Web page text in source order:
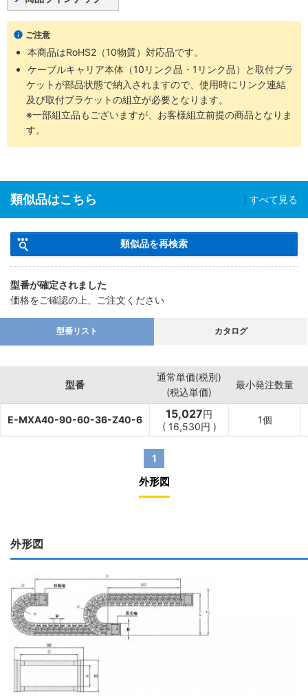
ご注意
本商品はRoHS2（10物質）対応品です。
ケーブルキャリア本体（10リンク品・1リンク品）と取付ブラ
ケットが部品状態で納入されますので、使用時にリンク連結
及び取付ブラケットの組立が必要となります。
※一部組立品もございますが、お客様組立前提の商品となりま
す。
類似品はこちら すべて見る
類似品を再検索
型番が確定されました
価格をご確認の上、ご注文ください
型番リスト カタログ
型番
通常単価(税別)
(税込単価)
最小発注数量
E-MXA40-90-60-36-Z40-6 15,027円
( 16,530円 )
1個
1
外形図
外形図